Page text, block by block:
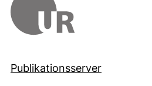
Publikationsserver